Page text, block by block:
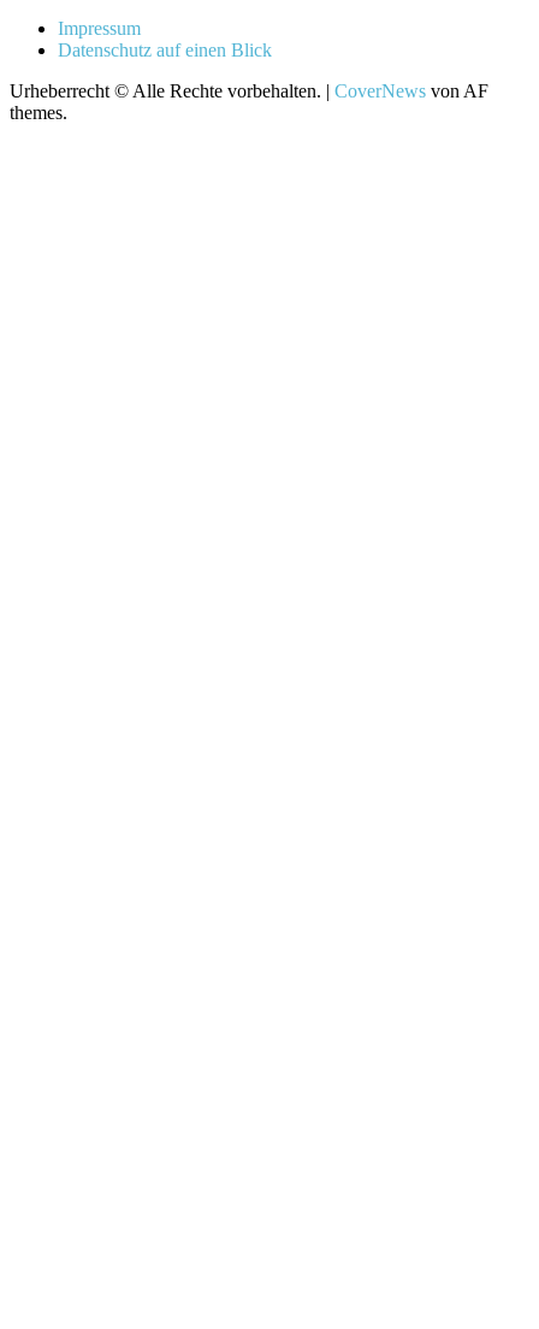
Impressum
Datenschutz auf einen Blick
Urheberrecht © Alle Rechte vorbehalten. | CoverNews von AF
themes.